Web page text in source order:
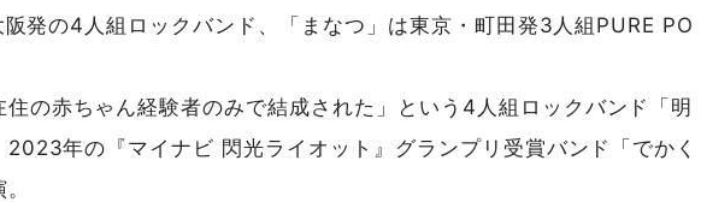
阪発の4人組ロックバンド、「まなつ」は東京・町田発3人組PURE PO
の赤ちゃん経験者のみで結成された」という4人組ロックバンド「明
2023年の『マイナビ 閃光ライオット』グランプリ受賞バンド「でかく